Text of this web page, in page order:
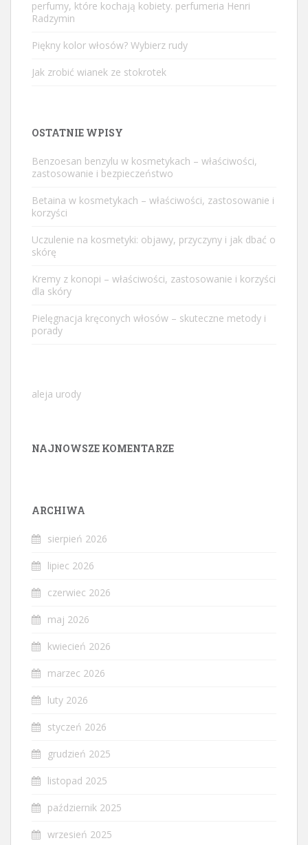
perfumy, które kochają kobiety. perfumeria Henri
Radzymin
Piękny kolor włosów? Wybierz rudy
Jak zrobić wianek ze stokrotek
OSTATNIE WPISY
Benzoesan benzylu w kosmetykach – właściwości,
zastosowanie i bezpieczeństwo
Betaina w kosmetykach – właściwości, zastosowanie i
korzyści
Uczulenie na kosmetyki: objawy, przyczyny i jak dbać o
skórę
Kremy z konopi – właściwości, zastosowanie i korzyści
dla skóry
Pielęgnacja kręconych włosów – skuteczne metody i
porady
aleja urody
NAJNOWSZE KOMENTARZE
ARCHIWA
sierpień 2026
lipiec 2026
czerwiec 2026
maj 2026
kwiecień 2026
marzec 2026
luty 2026
styczeń 2026
grudzień 2025
listopad 2025
październik 2025
wrzesień 2025